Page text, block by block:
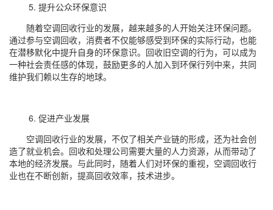
5. 提升公众环保意识
随着空调回收行业的发展，越来越多的人开始关注环保问题。
通过参与空调回收，消费者不仅能够感受到环保的实际行动，也能
在潜移默化中提升自身的环保意识。回收旧空调的行为，可以成为
一种社会责任感的体现，鼓励更多的人加入到环保行列中来，共同
维护我们赖以生存的地球。
6. 促进产业发展
空调回收行业的发展，不仅了相关产业链的形成，还为社会创
造了就业机会。回收和处理公司需要大量的人力资源，从而带动了
本地的经济发展。与此同时，随着人们对环保的重视，空调回收行
业也在不断创新，提高回收效率，技术进步。